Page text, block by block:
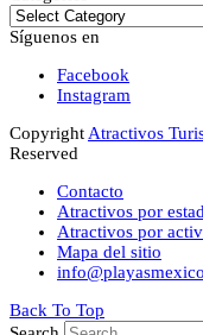
Síguenos en
Facebook
Instagram
Copyright Atractivos
Reserved
Contacto
Atractivos por
Atractivos por
Mapa del sitio
Back To Top